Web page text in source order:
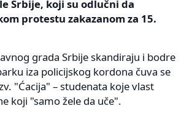
Srbije, koji su odlučni da
protestu zakazanom za 15.
grada Srbije skandiraju i bodre
iza policijskog kordona čuva se
"Ćacija" – studenata koje vlast
koji "samo žele da uče".